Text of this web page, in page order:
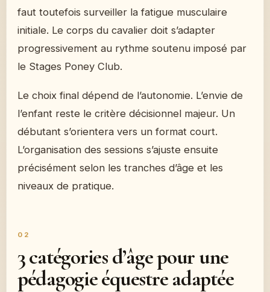
faut toutefois surveiller la fatigue musculaire
initiale. Le corps du cavalier doit s’adapter
progressivement au rythme soutenu imposé par
le Stages Poney Club.
Le choix final dépend de l’autonomie. L’envie de
l’enfant reste le critère décisionnel majeur. Un
débutant s’orientera vers un format court.
L’organisation des sessions s’ajuste ensuite
précisément selon les tranches d’âge et les
niveaux de pratique.
3 catégories d’âge pour une
pédagogie équestre adaptée